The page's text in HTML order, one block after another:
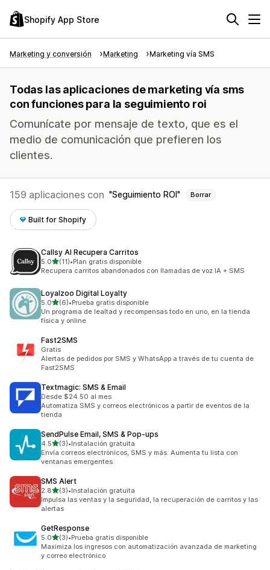
Shopify App Store
Marketing y conversión Marketing Marketing vía SMS
Todas las aplicaciones de marketing vía sms
con funciones para la seguimiento roi
Comunícate por mensaje de texto, que es el
medio de comunicación que prefieren los
clientes.
159 aplicaciones con Seguimiento ROI Borrar
Built for Shopify
Callsy AI Recupera Carritos
5.0de 5 estrellas
(11)
11 reseñas en total
•Plan gratis disponible
Recupera carritos abandonados con llamadas de voz IA + SMS
Loyalzoo Digital Loyalty
5.0de 5 estrellas
(6)
6 reseñas en total
•Prueba gratis disponible
Un programa de lealtad y recompensas todo en uno, en la tienda
física y online
Fast2SMS
Gratis
Alertas de pedidos por SMS y WhatsApp a través de tu cuenta de
Fast2SMS
Textmagic: SMS & Email
Desde $24.50 al mes
Automatiza SMS y correos electrónicos a partir de eventos de la
tienda
SendPulse Email, SMS & Pop‑ups
4.5de 5 estrellas
(3)
3 reseñas en total
•Instalación gratuita
Envía correos electrónicos, SMS y más. Aumenta tu lista con
ventanas emergentes.
SMS Alert
2.8de 5 estrellas
(3)
3 reseñas en total
•Instalación gratuita
Impulsa las ventas y la seguridad, la recuperación de carritos y las
alertas
GetResponse
5.0de 5 estrellas
(3)
3 reseñas en total
•Prueba gratis disponible
Maximiza los ingresos con automatización avanzada de marketing
y correo electrónico